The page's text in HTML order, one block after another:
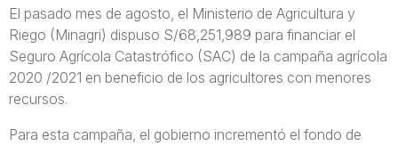
El pasado mes de agosto, el Ministerio de Agricultura y
Riego (Minagri) dispuso S/68,251,989 para financiar el
Seguro Agrícola Catastrófico (SAC) de la campaña agrícola
2020 /2021 en beneficio de los agricultores con menores
recursos.
Para esta campaña, el gobierno incrementó el fondo de